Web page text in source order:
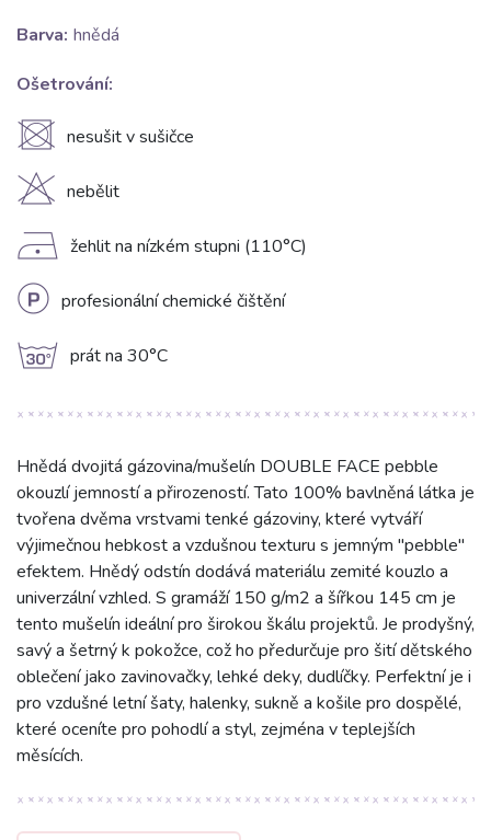
Barva: hnědá
Ošetrování:
U nesušit v sušičce
H nebělit
D žehlit na nízkém stupni (110°C)
L profesionální chemické čištění
g prát na 30°C
Hnědá dvojitá gázovina/mušelín DOUBLE FACE pebble
okouzlí jemností a přirozeností. Tato 100% bavlněná látka je
tvořena dvěma vrstvami tenké gázoviny, které vytváří
výjimečnou hebkost a vzdušnou texturu s jemným "pebble"
efektem. Hnědý odstín dodává materiálu zemité kouzlo a
univerzální vzhled. S gramáží 150 g/m2 a šířkou 145 cm je
tento mušelín ideální pro širokou škálu projektů. Je prodyšný,
savý a šetrný k pokožce, což ho předurčuje pro šití dětského
oblečení jako zavinovačky, lehké deky, dudlíčky. Perfektní je i
pro vzdušné letní šaty, halenky, sukně a košile pro dospělé,
které oceníte pro pohodlí a styl, zejména v teplejších
měsících.